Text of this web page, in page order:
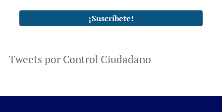
Tweets por Control Ciudadano